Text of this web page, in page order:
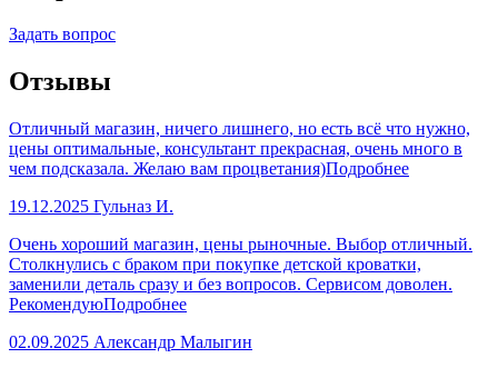
Задать вопрос
Отзывы
Отличный магазин, ничего лишнего, но есть всё что нужно,
цены оптимальные, консультант прекрасная, очень много в
чем подсказала. Желаю вам процветания)Подробнее
19.12.2025 Гульназ И.
Очень хороший магазин, цены рыночные. Выбор отличный.
Столкнулись с браком при покупке детской кроватки,
заменили деталь сразу и без вопросов. Сервисом доволен.
РекомендуюПодробнее
02.09.2025 Александр Малыгин